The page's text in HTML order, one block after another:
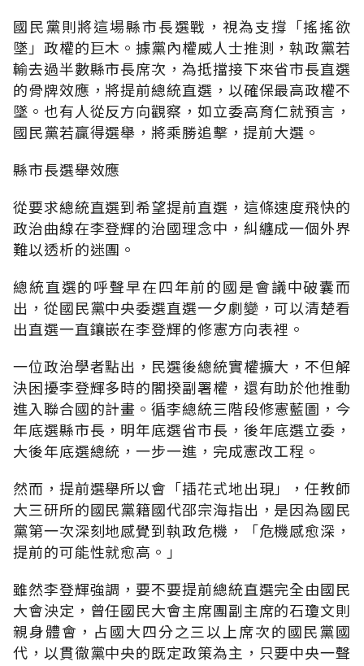
國民黨則將這場縣市長選戰，視為支撐「搖搖欲
墜」政權的巨木。據黨內權威人士推測，執政黨若
輸去過半數縣市長席次，為抵擋接下來省市長直選
的骨牌效應，將提前總統直選，以確保最高政權不
墜。也有人從反方向觀察，如立委高育仁就預言，
國民黨若贏得選舉，將乘勝追擊，提前大選。
縣市長選舉效應
從要求總統直選到希望提前直選，這條速度飛快的
政治曲線在李登輝的治國理念中，糾纏成一個外界
難以透析的迷團。
總統直選的呼聲早在四年前的國是會議中破囊而
出，從國民黨中央委選直選一夕劇變，可以清楚看
出直選一直鑲嵌在李登輝的修憲方向表裡。
一位政治學者點出，民選後總統實權擴大，不但解
決困擾李登輝多時的閣揆副署權，還有助於他推動
進入聯合國的計畫。循李總統三階段修憲藍圖，今
年底選縣市長，明年底選省市長，後年底選立委，
大後年底選總統，一步一進，完成憲改工程。
然而，提前選舉所以會「插花式地出現」，任教師
大三研所的國民黨籍國代邵宗海指出，是因為國民
黨第一次深刻地感覺到執政危機，「危機感愈深，
提前的可能性就愈高。」
雖然李登輝強調，要不要提前總統直選完全由國民
大會泱定，曾任國民大會主席團副主席的石瓊文則
親身體會，占國大四分之三以上席次的國民黨國
代，以貫徹黨中央的既定政策為主，只要中央一聲